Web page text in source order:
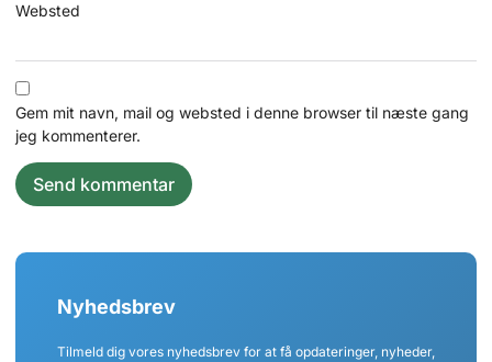
Websted
Gem mit navn, mail og websted i denne browser til næste gang
jeg kommenterer.
Nyhedsbrev
Tilmeld dig vores nyhedsbrev for at få opdateringer, nyheder,